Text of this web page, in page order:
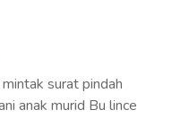
surat pindah
anak murid Bu lince